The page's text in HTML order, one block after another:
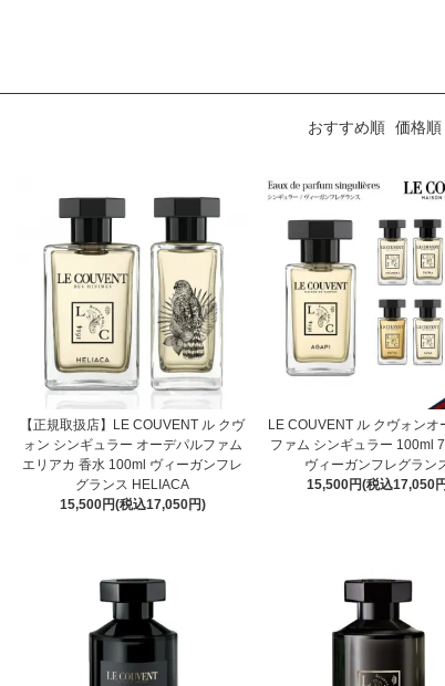
おすすめ順 価格順
【正規取扱店】LE COUVENT ル クヴ
ォン シンギュラー オーデパルファム
エリアカ 香水 100ml ヴィーガンフレ
グランス HELIACA
15,500円(税込17,050円)
LE COUVENT ル クヴォンオ
ファム シンギュラー 100ml
ヴィーガンフレグラン
15,500円(税込17,050